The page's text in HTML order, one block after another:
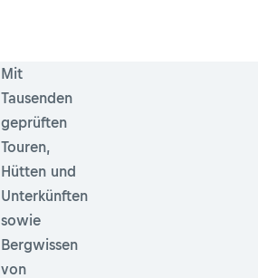
Mit
Tausenden
geprüften
Touren,
Hütten und
Unterkünften
sowie
Bergwissen
von